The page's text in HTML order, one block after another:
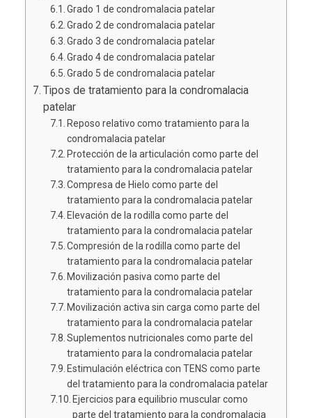
Grado 1 de condromalacia patelar
Grado 2 de condromalacia patelar
Grado 3 de condromalacia patelar
Grado 4 de condromalacia patelar
Grado 5 de condromalacia patelar
Tipos de tratamiento para la condromalacia
patelar
Reposo relativo como tratamiento para la
condromalacia patelar
Protección de la articulación como parte del
tratamiento para la condromalacia patelar
Compresa de Hielo como parte del
tratamiento para la condromalacia patelar
Elevación de la rodilla como parte del
tratamiento para la condromalacia patelar
Compresión de la rodilla como parte del
tratamiento para la condromalacia patelar
Movilización pasiva como parte del
tratamiento para la condromalacia patelar
Movilización activa sin carga como parte del
tratamiento para la condromalacia patelar
Suplementos nutricionales como parte del
tratamiento para la condromalacia patelar
Estimulación eléctrica con TENS como parte
del tratamiento para la condromalacia patelar
Ejercicios para equilibrio muscular como
parte del tratamiento para la condromalacia